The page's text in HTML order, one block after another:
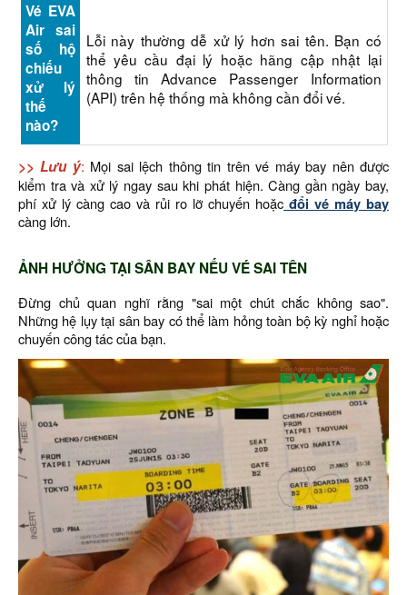
Vé EVA
Air sai
số hộ
chiếu
xử lý
thế
nào?
Lỗi này thường dễ xử lý hơn sai tên. Bạn có
thể yêu cầu đại lý hoặc hãng cập nhật lại
thông tin Advance Passenger Information
(API) trên hệ thống mà không cần đổi vé.
>> Lưu ý: Mọi sai lệch thông tin trên vé máy bay nên được
kiểm tra và xử lý ngay sau khi phát hiện. Càng gần ngày bay,
phí xử lý càng cao và rủi ro lỡ chuyến hoặc đổi vé máy bay
càng lớn.
ẢNH HƯỞNG TẠI SÂN BAY NẾU VÉ SAI TÊN
Đừng chủ quan nghĩ rằng "sai một chút chắc không sao".
Những hệ lụy tại sân bay có thể làm hỏng toàn bộ kỳ nghỉ hoặc
chuyến công tác của bạn.